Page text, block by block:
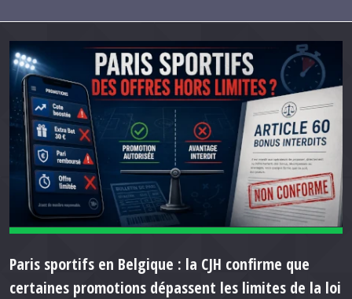
Paris sportifs en Belgique : la CJH confirme que
certaines promotions dépassent les limites de la loi